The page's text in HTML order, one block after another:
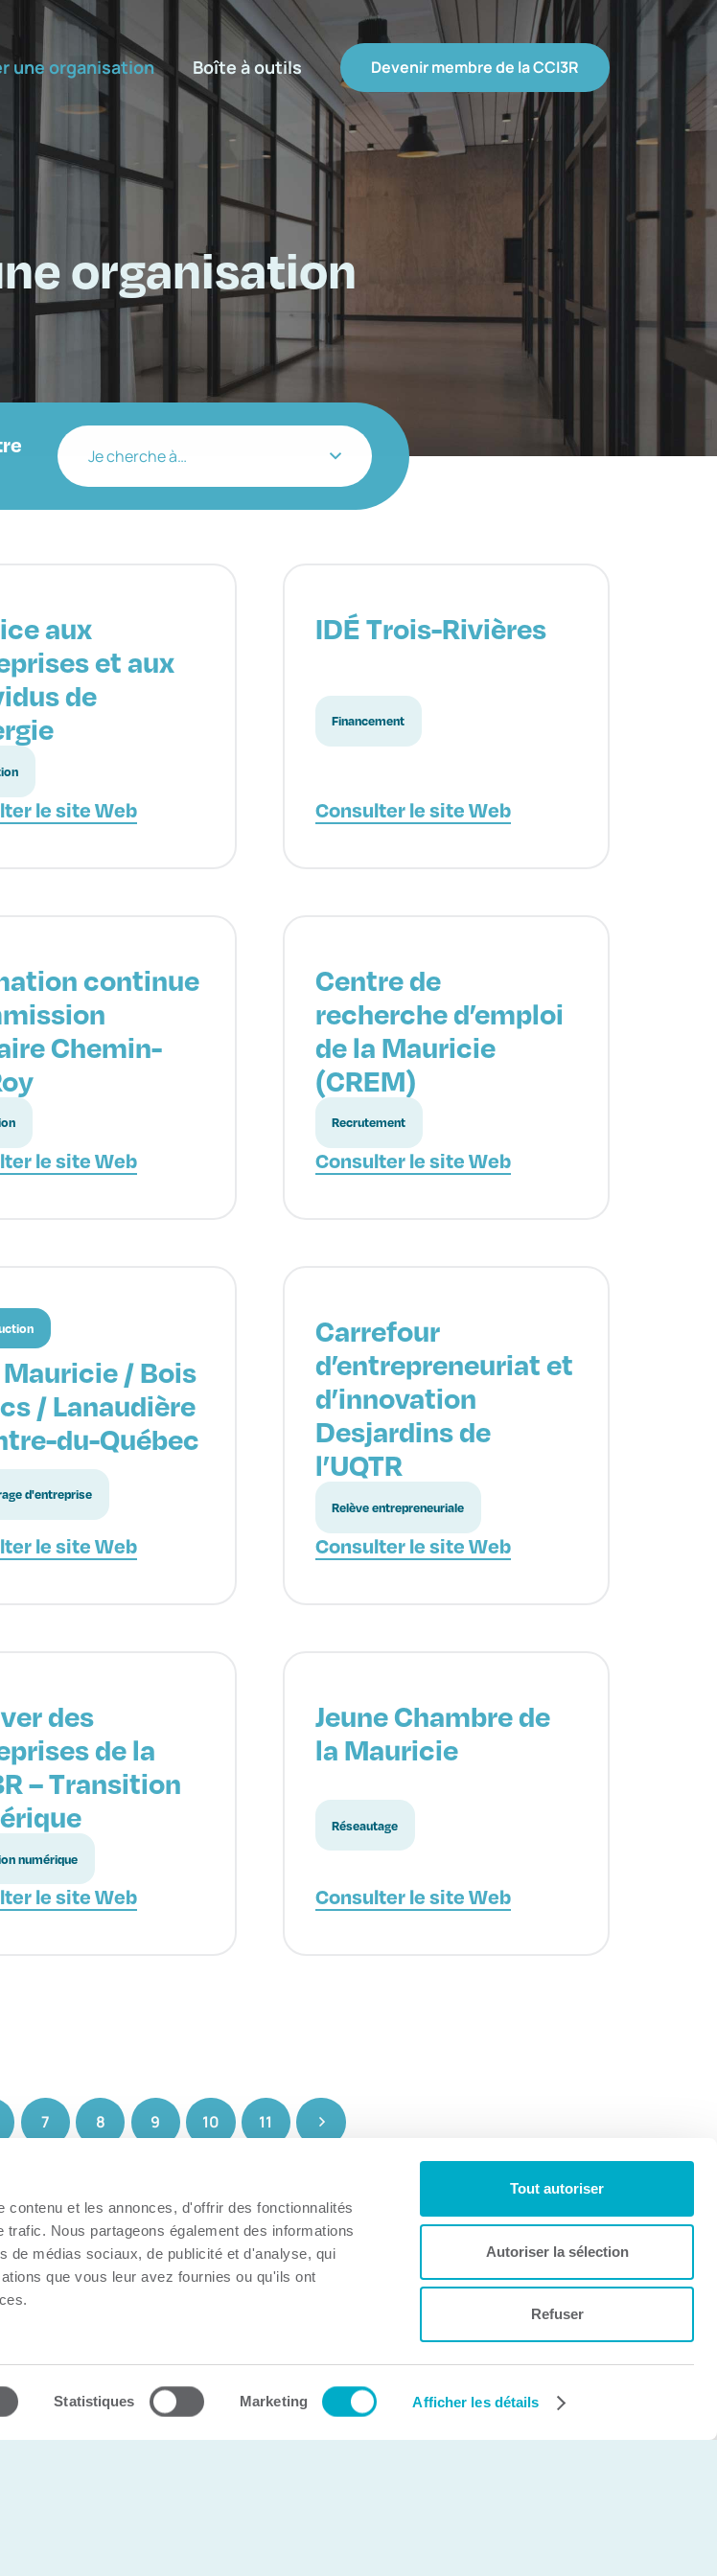
et les annonces, d'offrir des fonctionnalités
Nous partageons également des informations
de médias sociaux, de publicité et d'analyse, qui
que vous leur avez fournies ou qu'ils ont
Statistiques Marketing Afficher les détails
Tout autoriser
Autoriser la sélection
Refuser
une organisation Boîte à outils Devenir membre de la CCI3R
organisation
Je cherche à…
aux
et aux
de
le site Web
IDÉ Trois-Rivières
Financement
Consulter le site Web
continue
Chemin-
le site Web
Centre de
recherche d’emploi
de la Mauricie
(CREM)
Recrutement
Consulter le site Web
Mauricie / Bois
/ Lanaudière
du-Québec
d'entreprise
le site Web
Carrefour
d’entrepreneuriat et
d’innovation
Desjardins de
l’UQTR
Relève entrepreneuriale
Consulter le site Web
des
de la
– Transition
numérique
le site Web
Jeune Chambre de
la Mauricie
Réseautage
Consulter le site Web
7 8 9 10 11
Création et développement Web cinetic.ca